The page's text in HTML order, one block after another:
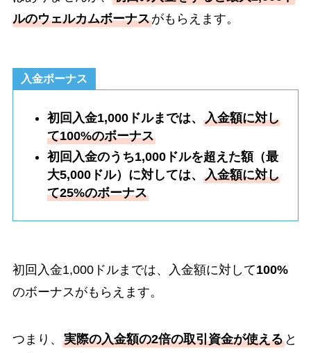
ルのウェルカムボーナスがもらえます。
入金ボーナス
初回入金1,000ドルまでは、入金額に対し
て100%のボーナス
初回入金のうち1,000ドルを超えた額（最
大5,000ドル）に対しては、入金額に対し
て25%のボーナス
初回入金1,000ドルまでは、入金額に対して100%
のボーナスがもらえます。
つまり、 実際の入金額の2倍の取引資金が使えると